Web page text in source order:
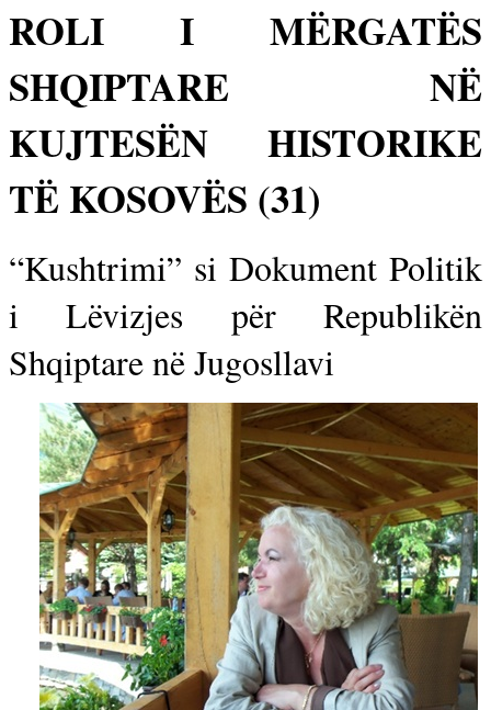
ROLI I MËRGATËS
SHQIPTARE NË
KUJTESËN HISTORIKE
TË KOSOVËS (31)
“Kushtrimi” si Dokument Politik
i Lëvizjes për Republikën
Shqiptare në Jugosllavi